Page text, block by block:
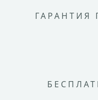
ГАРАНТИЯ